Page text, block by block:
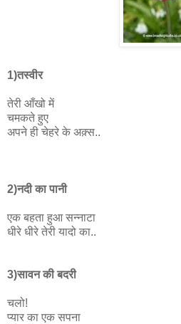
1)तस्वीर
तेरी आँखो में
चमकते हुए
अपने ही चेहरे के अक़्स..
2)नदी का पानी
एक बहता हुआ सन्नाटा
धीरे धीरे तेरी यादो का..
3)सावन की बदरी
चलो!
प्यार का एक सपना